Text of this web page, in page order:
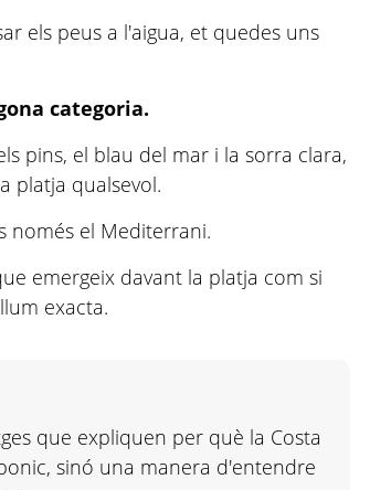
els peus a l'aigua, et quedes uns
categoria.
pins, el blau del mar i la sorra clara,
platja qualsevol.
només el Mediterrani.
emergeix davant la platja com si
exacta.
que expliquen per què la Costa
sinó una manera d'entendre